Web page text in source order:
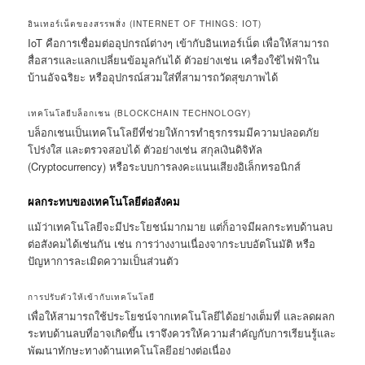
อินเทอร์เน็ตของสรรพสิ่ง (INTERNET OF THINGS: IOT)
IoT คือการเชื่อมต่ออุปกรณ์ต่างๆ เข้ากับอินเทอร์เน็ต เพื่อให้สามารถ
สื่อสารและแลกเปลี่ยนข้อมูลกันได้ ตัวอย่างเช่น เครื่องใช้ไฟฟ้าใน
บ้านอัจฉริยะ หรืออุปกรณ์สวมใส่ที่สามารถวัดสุขภาพได้
เทคโนโลยีบล็อกเชน (BLOCKCHAIN TECHNOLOGY)
บล็อกเชนเป็นเทคโนโลยีที่ช่วยให้การทำธุรกรรมมีความปลอดภัย
โปร่งใส และตรวจสอบได้ ตัวอย่างเช่น สกุลเงินดิจิทัล
(Cryptocurrency) หรือระบบการลงคะแนนเสียงอิเล็กทรอนิกส์
ผลกระทบของเทคโนโลยีต่อสังคม
แม้ว่าเทคโนโลยีจะมีประโยชน์มากมาย แต่ก็อาจมีผลกระทบด้านลบ
ต่อสังคมได้เช่นกัน เช่น การว่างงานเนื่องจากระบบอัตโนมัติ หรือ
ปัญหาการละเมิดความเป็นส่วนตัว
การปรับตัวให้เข้ากับเทคโนโลยี
เพื่อให้สามารถใช้ประโยชน์จากเทคโนโลยีได้อย่างเต็มที่ และลดผลก
ระทบด้านลบที่อาจเกิดขึ้น เราจึงควรให้ความสำคัญกับการเรียนรู้และ
พัฒนาทักษะทางด้านเทคโนโลยีอย่างต่อเนื่อง